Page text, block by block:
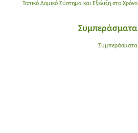
Τοπικό Δομικό Σύστημα και Εξέλιξη στο Χρόνο
Συμπεράσματα
Συμπεράσματα